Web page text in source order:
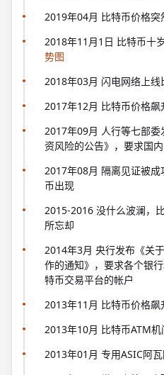
2019年04月 比特币价格
2018年11月1日 比特币十
势图
2018年03月 闪电网络上线
2017年12月 比特币价格
2017年09月 人行等七部
资风险的公告》，要求国
2017年08月 隔离见证被
币出现
2015-2016 没什么波澜，
所忘却
2014年3月 央行发布《关
作的通知》，要求各个银
特币交易平台的帐户
2013年11月 比特币价格
2013年10月 比特币ATM机
2013年01月 专用ASIC阿